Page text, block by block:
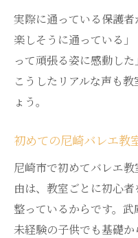
とは
子供のバレエ
答
バレエ教室 武
実際に通っている保護
楽しそうに通っている
って頑張る姿に感動した
こうしたリアルな声も
ょう。
初めての尼崎バレエ教
尼崎市で初めてバレエ
由は、教室ごとに初心
整っているからです。武
未経験の子供でも基礎